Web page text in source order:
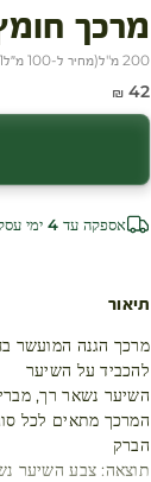
מרכך
200 מ"ל (מחיר ל-100 מ״ל
מחיר מבצע
42 ₪
אספקה עד 4 ימי עסקים
תיאור
מרכך הגנה המועשר
להכביד על השיער
השיער נשאר רך,
המרכך מתאים לכל
הברק
תוצאה: צבע השיער